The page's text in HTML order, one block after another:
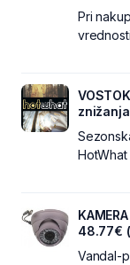
Pri
48.77€
Vandal-